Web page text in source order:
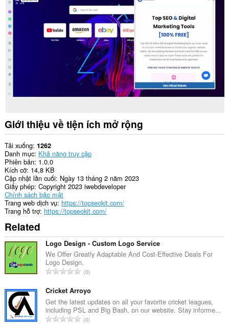
Giới thiệu về tiện ích mở rộng
Tải xuống 1262
Danh mục Khả năng truy cập
Phiên bản 1.0.0
Kích cỡ 14,8 KB
Cập nhật lần cuối Ngày 13 tháng 2 năm 2023
Giấy phép Copyright 2023 iwebdeveloper
Chính sách bảo mật
Trang web dịch vụ https://topseokit.com/
Trang hỗ trợ https://topseokit.com/
Related
Logo Design - Custom Logo Service
We Offer Greatly Adaptable And Cost-Effective Deals For
Logo Design.
T
n
g
s
ố
0
Cricket Arroyo
Get the latest updates on all your favorite cricket leagues,
including PSL and Big Bash, on our website. Stay informe...
T0